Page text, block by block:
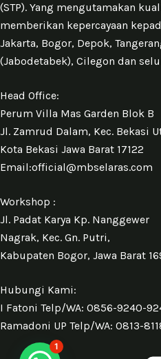
(STP). Yang mengutamakan
memberikan kepercayaan
Jakarta, Bogor, Depok,
(Jabodetabek), Cilegon dan
Head Office:
Perum Villa Mas Garden Blok B
Jl. Zamrud Dalam, Kec. Bekasi
Kota Bekasi Jawa Barat 17122
Email:official@mbselaras.com
Workshop :
Jl. Padat Karya Kp. Nanggewer
Nagrak, Kec. Gn. Putri,
Kabupaten Bogor, Jawa Barat
Hubungi Kami:
I Fatoni Telp/WA: 0856-9240-
Ramadoni UP Telp/WA: 0813-
1